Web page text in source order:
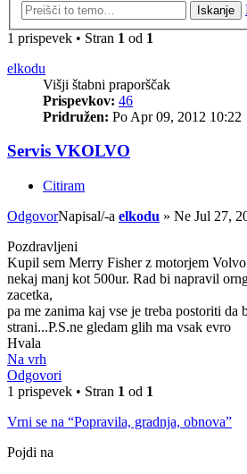
Iskanje
1 prispevek • Stran 1 od 1
elkodu
Višji štabni praporščak
Prispevkov: 46
Pridružen: Po Apr 09, 2012 10:22
Servis VKOLVO
Citiram
OdgovorNapisal/-a elkodu » Ne Jul 27,
Pozdravljeni
Kupil sem Merry Fisher z motorjem
nekaj manj kot 500ur. Rad bi napravil
zacetka,
pa me zanima kaj vse je treba postoriti da
strani...P.S.ne gledam glih ma vsak evro
Hvala
Na vrh
Odgovori
1 prispevek • Stran 1 od 1
Vrni se na “Popravila, gradnja, obnova”
Pojdi na